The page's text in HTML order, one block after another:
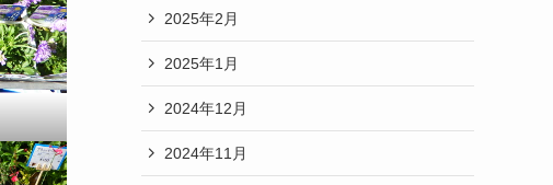
2025年2月
2025年1月
2024年12月
2024年11月